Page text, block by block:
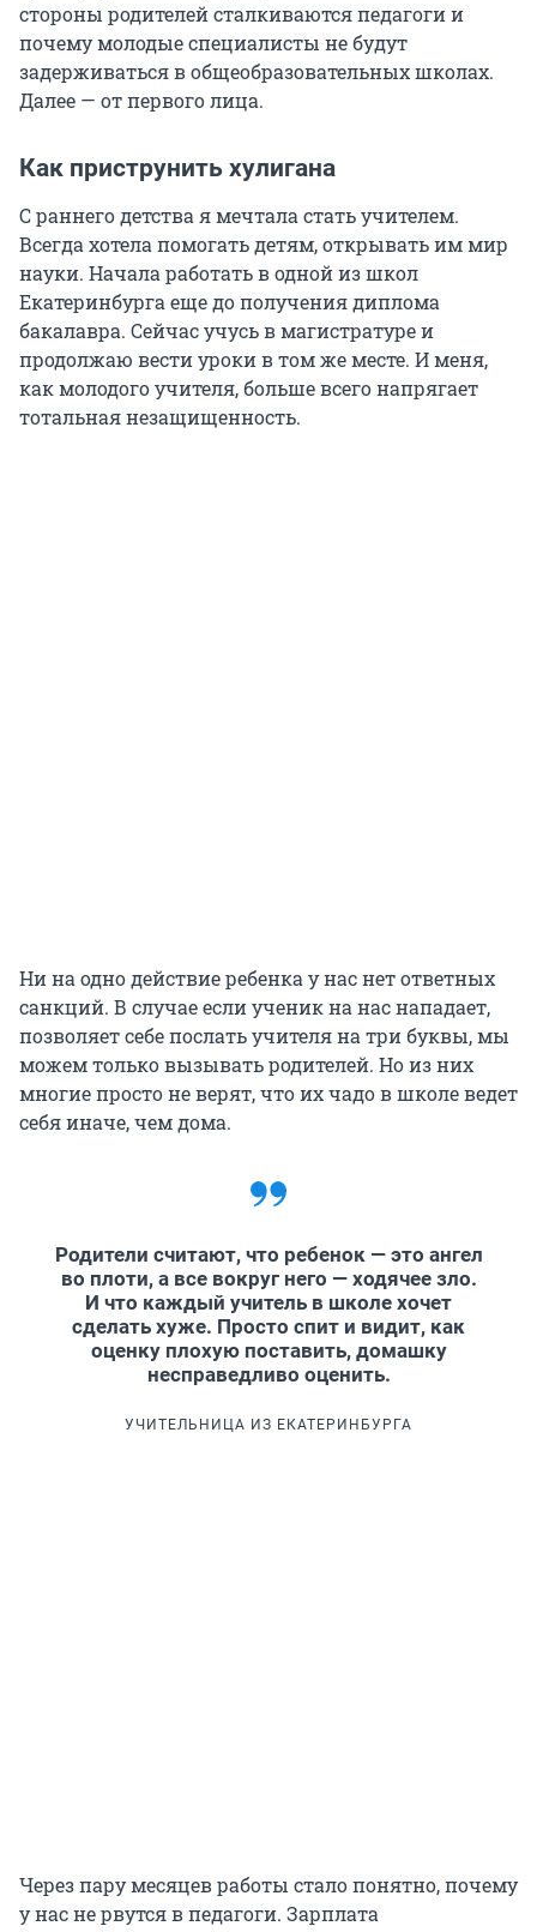
стороны родителей сталкиваются педагоги и
почему молодые специалисты не будут
задерживаться в общеобразовательных школах.
Далее — от первого лица.
Как приструнить хулигана
С раннего детства я мечтала стать учителем.
Всегда хотела помогать детям, открывать им мир
науки. Начала работать в одной из школ
Екатеринбурга еще до получения диплома
бакалавра. Сейчас учусь в магистратуре и
продолжаю вести уроки в том же месте. И меня,
как молодого учителя, больше всего напрягает
тотальная незащищенность.
Ни на одно действие ребенка у нас нет ответных
санкций. В случае если ученик на нас нападает,
позволяет себе послать учителя на три буквы, мы
можем только вызывать родителей. Но из них
многие просто не верят, что их чадо в школе ведет
себя иначе, чем дома.
Родители считают, что ребенок — это ангел
во плоти, а все вокруг него — ходячее зло.
И что каждый учитель в школе хочет
сделать хуже. Просто спит и видит, как
оценку плохую поставить, домашку
несправедливо оценить.
УЧИТЕЛЬНИЦА ИЗ ЕКАТЕРИНБУРГА
Через пару месяцев работы стало понятно, почему
у нас не рвутся в педагоги. Зарплата